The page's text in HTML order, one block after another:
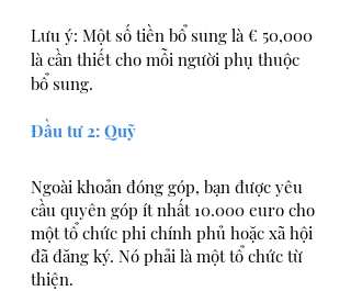
Lưu ý: Một số tiền bổ sung là € 50,000
là cần thiết cho mỗi người phụ thuộc
bổ sung.
Đầu tư 2: Quỹ
Ngoài khoản đóng góp, bạn được yêu
cầu quyên góp ít nhất 10.000 euro cho
một tổ chức phi chính phủ hoặc xã hội
đã đăng ký. Nó phải là một tổ chức từ
thiện.